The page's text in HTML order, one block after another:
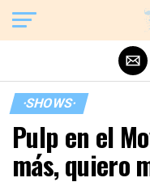
·SHOWS·
Pulp en el
más, quiero